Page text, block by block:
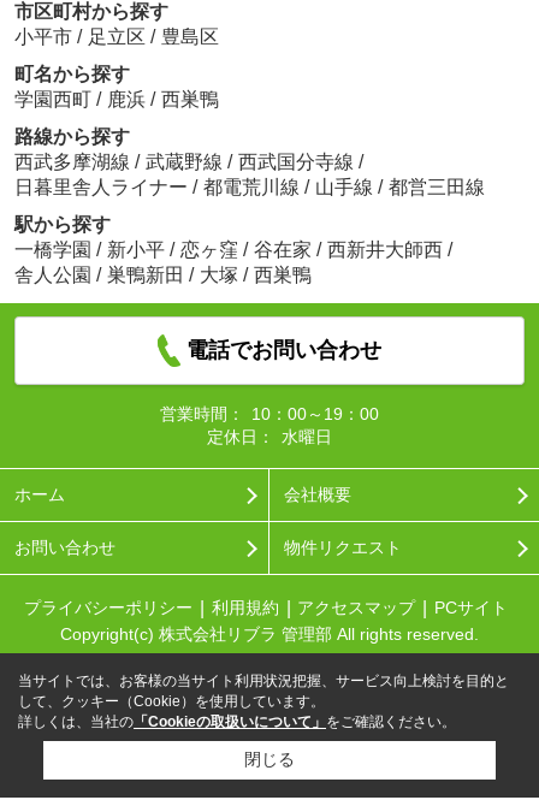
市区町村から探す
小平市 / 足立区 / 豊島区
町名から探す
学園西町 / 鹿浜 / 西巣鴨
路線から探す
西武多摩湖線 / 武蔵野線 / 西武国分寺線 /
日暮里舎人ライナー / 都電荒川線 / 山手線 / 都営三田線
駅から探す
一橋学園 / 新小平 / 恋ヶ窪 / 谷在家 / 西新井大師西 /
舎人公園 / 巣鴨新田 / 大塚 / 西巣鴨
電話でお問い合わせ
営業時間：
10：00～19：00
定休日：
水曜日
ホーム 会社概要
お問い合わせ 物件リクエスト
プライバシーポリシー 利用規約 アクセスマップ
PCサイト
Copyright(c) 株式会社リブラ 管理部 All rights reserved.
当サイトでは、お客様の当サイト利用状況把握、サービス向上検討を目的と
して、クッキー（Cookie）を使用しています。
詳しくは、当社の 「Cookieの取扱いについて」 をご確認ください。
閉じる